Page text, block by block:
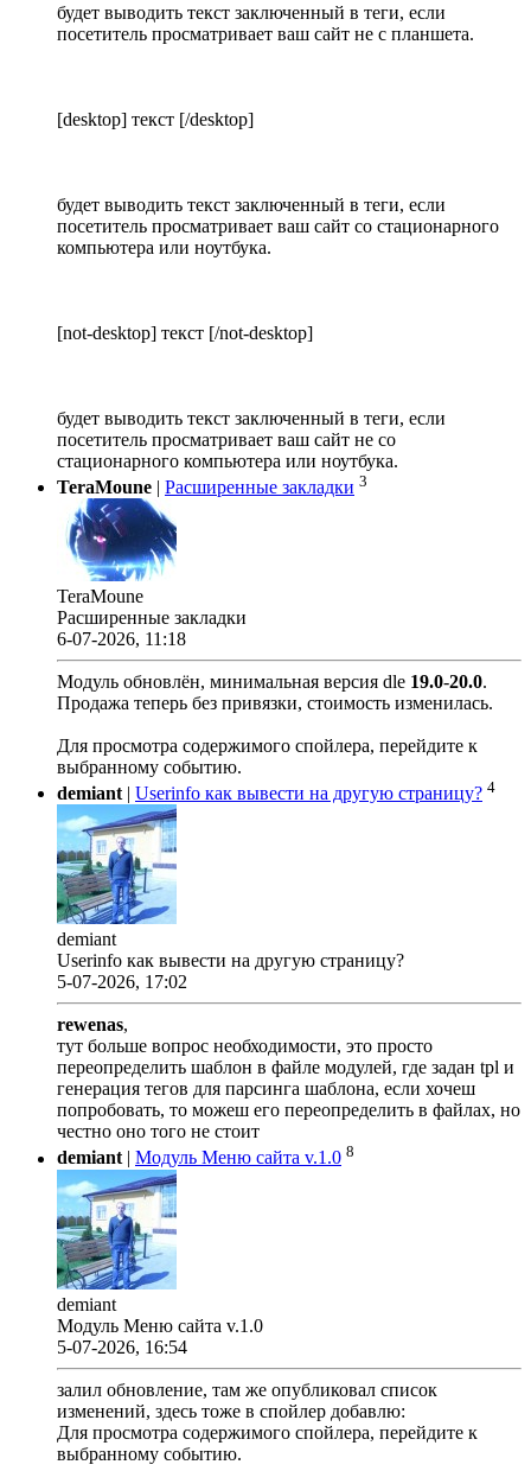
будет выводить текст заключенный в теги, если
посетитель просматривает ваш сайт не с планшета.
[desktop] текст [/desktop]
будет выводить текст заключенный в теги, если
посетитель просматривает ваш сайт со стационарного
компьютера или ноутбука.
[not-desktop] текст [/not-desktop]
будет выводить текст заключенный в теги, если
посетитель просматривает ваш сайт не со
стационарного компьютера или ноутбука.
TeraMoune | Расширенные закладки 3
TeraMoune
Расширенные закладки
6-07-2026, 11:18
Модуль обновлён, минимальная версия dle 19.0-20.0.
Продажа теперь без привязки, стоимость изменилась.
Для просмотра содержимого спойлера, перейдите к
выбранному событию.
demiant | Userinfo как вывести на другую страницу? 4
demiant
Userinfo как вывести на другую страницу?
5-07-2026, 17:02
rewenas,
тут больше вопрос необходимости, это просто
переопределить шаблон в файле модулей, где задан tpl и
генерация тегов для парсинга шаблона, если хочеш
попробовать, то можеш его переопределить в файлах, но
честно оно того не стоит
demiant| Модуль Меню сайта v.1.0 8
demiant
Модуль Меню сайта v.1.0
5-07-2026, 16:54
залил обновление, там же опубликовал список
изменений, здесь тоже в спойлер добавлю:
Для просмотра содержимого спойлера, перейдите к
выбранному событию.